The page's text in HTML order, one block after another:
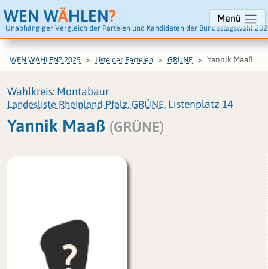
WEN WÄHLEN?
Unabhängiger Vergleich der Parteien und Kandidaten der Bundestagswahl
Menü
WEN WÄHLEN? 2025 Liste der Parteien GRÜNE Yannik Maaß
Wahlkreis: Montabaur
Landesliste Rheinland-Pfalz, GRÜNE, Listenplatz 14
Yannik Maaß (GRÜNE)